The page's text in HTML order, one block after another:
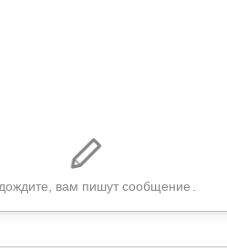
городского округа
Строитель